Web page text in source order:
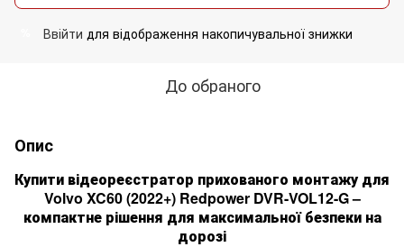
Ввійти для відображення накопичувальної знижки
До обраного
Опис
Купити відеореєстратор прихованого монтажу для
Volvo XC60 (2022+) Redpower DVR-VOL12-G –
компактне рішення для максимальної безпеки на
дорозі